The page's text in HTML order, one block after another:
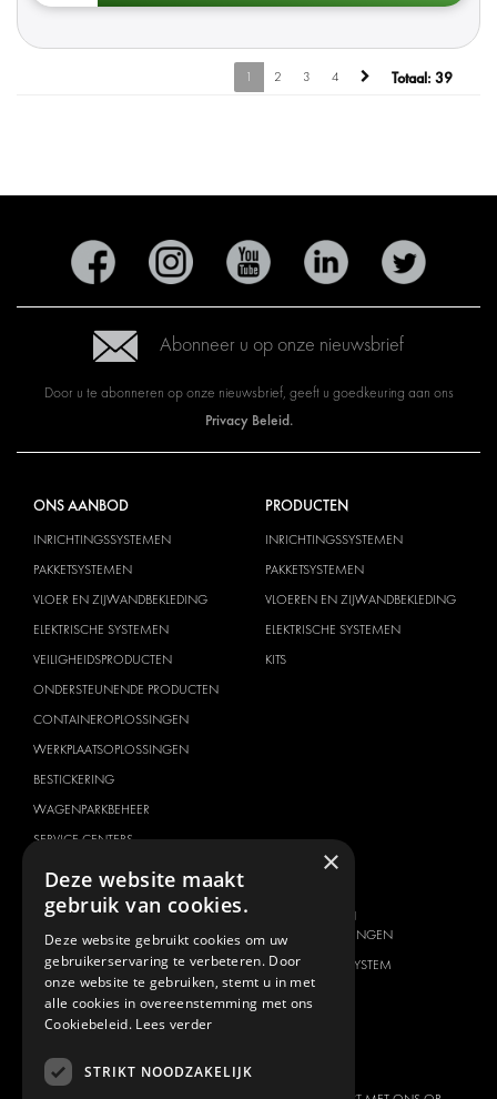
1 2 3 4 Totaal: 39
Abonneer u op onze nieuwsbrief
Door u te abonneren op onze nieuwsbrief, geeft u goedkeuring aan ons
Privacy Beleid.
ONS AANBOD
INRICHTINGSSYSTEMEN
PAKKETSYSTEMEN
VLOER EN ZIJWANDBEKLEDING
ELEKTRISCHE SYSTEMEN
VEILIGHEIDSPRODUCTEN
ONDERSTEUNENDE PRODUCTEN
CONTAINEROPLOSSINGEN
WERKPLAATSOPLOSSINGEN
BESTICKERING
WAGENPARKBEHEER
SERVICE CENTERS
PRODUCTEN
INRICHTINGSSYSTEMEN
PAKKETSYSTEMEN
VLOEREN EN ZIJWANDBEKLEDING
ELEKTRISCHE SYSTEMEN
KITS
VOERTUIG MERK
CITROËN
DACIA
FORD
IVECO
AANBIEDER VAN
TOTAALOPLOSSINGEN
OVER MODUL-SYSTEM
×
Deze website maakt
gebruik van cookies.
Deze website gebruikt cookies om uw
gebruikerservaring te verbeteren. Door
onze website te gebruiken, stemt u in met
alle cookies in overeenstemming met ons
Cookiebeleid. Lees verder
STRIKT NOODZAKELIJK